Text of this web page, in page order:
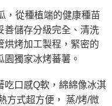
但若您需要取消訂單，請聯絡
為有效，需透過AFTEE先享
帳頁面顯示為準，若有關於
，請聯繫「AFTEE先享後付
先享後付」服務完成之交
，從種植端的健康種苗
善儲存分級完全、清洗
烘烤加工製程，緊密的
獨家冰烤蕃薯。
吃口感Q軟，綿綿像冰淇
方式超方便， 蒸/烤/微